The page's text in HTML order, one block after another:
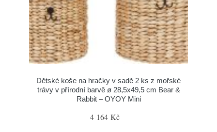
Dětské koše na hračky v sadě 2 ks z mořské
trávy v přírodní barvě ø 28,5x49,5 cm Bear &
Rabbit – OYOY Mini
4 164 Kč